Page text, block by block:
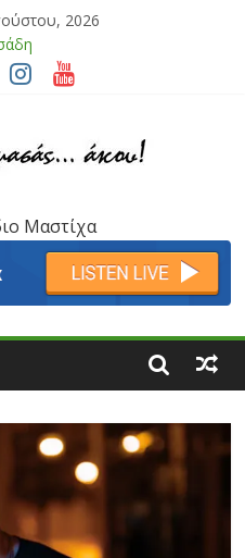
2026
Γιώργος Στρατάκης
Μαστίχα